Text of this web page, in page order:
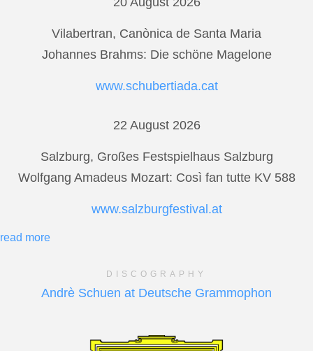
Vilabertran, Canònica de Santa Maria
Johannes Brahms: Die schöne Magelone
www.schubertiada.cat
22 August 2026
Salzburg, Großes Festspielhaus Salzburg
Wolfgang Amadeus Mozart: Così fan tutte KV 588
www.salzburgfestival.at
read more
DISCOGRAPHY
Andrè Schuen at Deutsche Grammophon